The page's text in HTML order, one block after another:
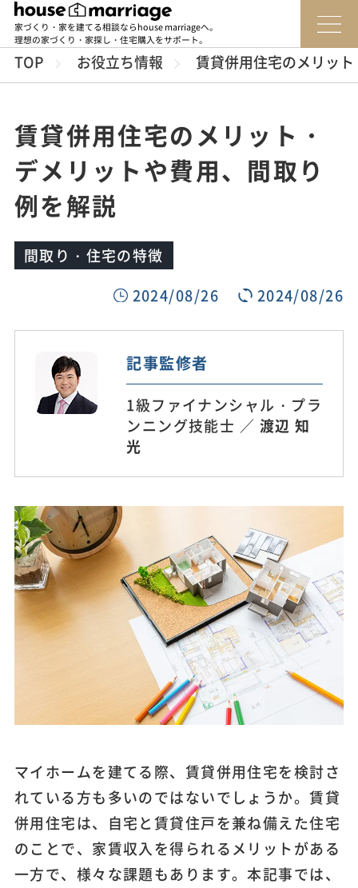
家づくり・家を建てる相談ならhouse marriageへ。
理想の家づくり・家探し・住宅購入をサポート。
TOP お役立ち情報 賃貸併用住宅のメリッ
賃貸併用住宅のメリット・
デメリットや費用、間取り
例を解説
間取り・住宅の特徴
2024/08/26
2024/08/26
記事監修者
1級ファイナンシャル・プラ
ンニング技能士 ／ 渡辺 知
光
マイホームを建てる際、賃貸併用住宅を検討さ
れている方も多いのではないでしょうか。賃貸
併用住宅は、自宅と賃貸住戸を兼ね備えた住宅
のことで、家賃収入を得られるメリットがある
一方で、様々な課題もあります。本記事では、